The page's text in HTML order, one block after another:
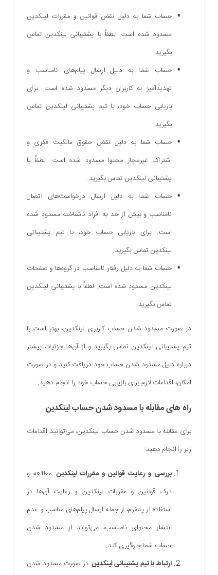
حساب شما به دلیل نقض قوانین و مقررات لینکدین
مسدود شده است. لطفاً با پشتیبانی لینکدین تماس
بگیرید.
حساب شما به دلیل ارسال پیام‌های نامناسب و
تهدیدآمیز به کاربران دیگر مسدود شده است. برای
بازیابی حساب خود، با تیم پشتیبانی لینکدین تماس
بگیرید.
حساب شما به دلیل نقض حقوق مالکیت فکری و
اشتراک غیرمجاز محتوا مسدود شده است. لطفاً با
پشتیبانی لینکدین تماس بگیرید.
حساب شما به دلیل ارسال درخواست‌های اتصال
نامناسب و بیش از حد به افراد ناشناخته مسدود شده
است. برای بازیابی حساب خود، با تیم پشتیبانی
لینکدین تماس بگیرید.
حساب شما به دلیل رفتار نامناسب در گروه‌ها و صفحات
لینکدین مسدود شده است. لطفاً با پشتیبانی لینکدین
تماس بگیرید.
در صورت مسدود شدن حساب کاربری لینکدین، بهتر است با
تیم پشتیبانی لینکدین تماس بگیرید و از آن‌ها جزئیات بیشتر
درباره دلیل مسدود شدن حساب خود دریافت کنید و در صورت
امکان، اقدامات لازم برای بازیابی حساب خود را انجام دهید.
راه های مقابله با مسدود شدن حساب لینکدین
برای مقابله با مسدود شدن حساب لینکدین، می‌توانید اقدامات
زیر را انجام دهید:
بررسی و رعایت قوانین و مقررات لینکدین: مطالعه و
درک قوانین و مقررات لینکدین و رعایت آن‌ها در
استفاده از پلتفرم، از جمله ارسال پیام‌های مناسب و عدم
انتشار محتوای نامناسب، می‌تواند از مسدود شدن
حساب شما جلوگیری کند.
ارتباط با تیم پشتیبانی لینکدین: در صورت مسدود شدن